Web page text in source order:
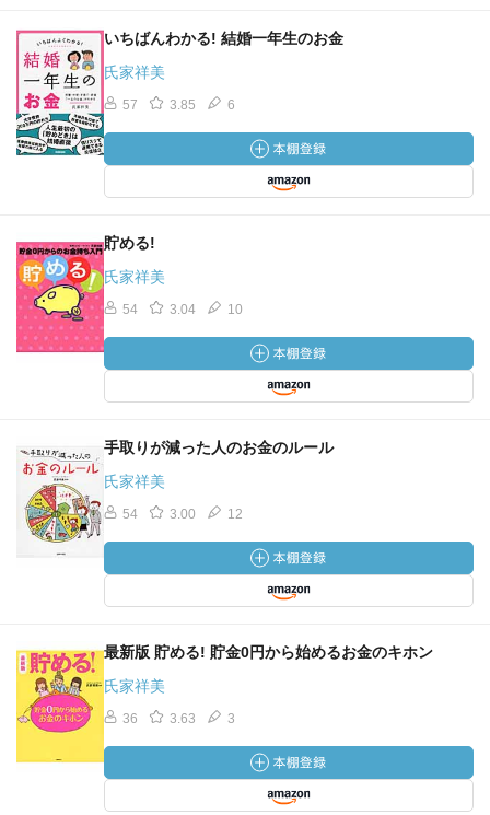
いちばんわかる! 結婚一年生のお金
氏家祥美
57 3.85 6
貯める!
氏家祥美
54 3.04 10
手取りが減った人のお金のルール
氏家祥美
54 3.00 12
最新版 貯める! 貯金0円から始めるお金のキホン
氏家祥美
36 3.63 3